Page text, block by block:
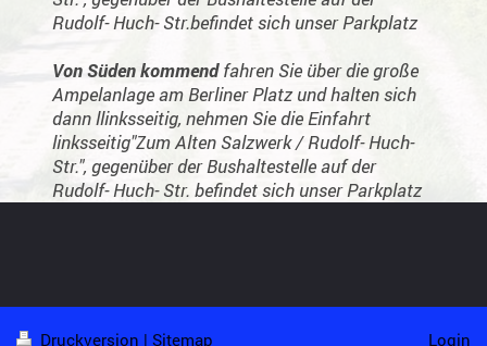
Rudolf- Huch- Str.befindet sich unser Parkplatz
Von Süden kommendfahren Sie über die große
Ampelanlage am Berliner Platz und halten sich
dann llinksseitig, nehmen Sie die Einfahrt
linksseitig"Zum Alten Salzwerk / Rudolf- Huch-
Str.", gegenüber der Bushaltestelle auf der
Rudolf- Huch- Str. befindet sich unser Parkplatz
Druckversion | Sitemap Login